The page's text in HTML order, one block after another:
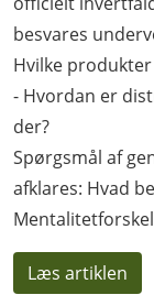
besvares
Hvilke
- Hvordan er
der?
Spørgsmål af
afklares: Hvad
Læs artiklen